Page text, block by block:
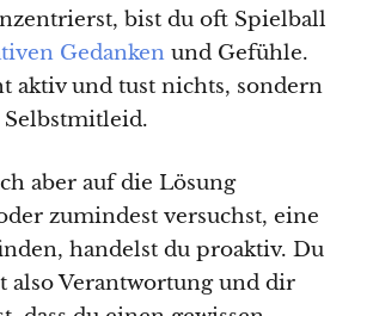
bist du oft Spielball
Gedankenund Gefühle.
aktiv und tust nichts, sondern
aber auf die Lösung
zumindest versuchst, eine
handelst du proaktiv. Du
also Verantwortung und dir